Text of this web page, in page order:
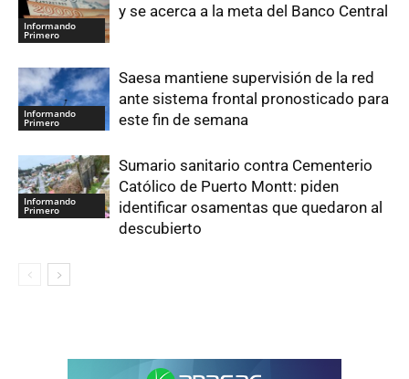
Informando
Primero
y se acerca a la meta del Banco Central
Informando
Primero
Saesa mantiene supervisión de la red
ante sistema frontal pronosticado para
este fin de semana
Informando
Primero
Sumario sanitario contra Cementerio
Católico de Puerto Montt: piden
identificar osamentas que quedaron al
descubierto